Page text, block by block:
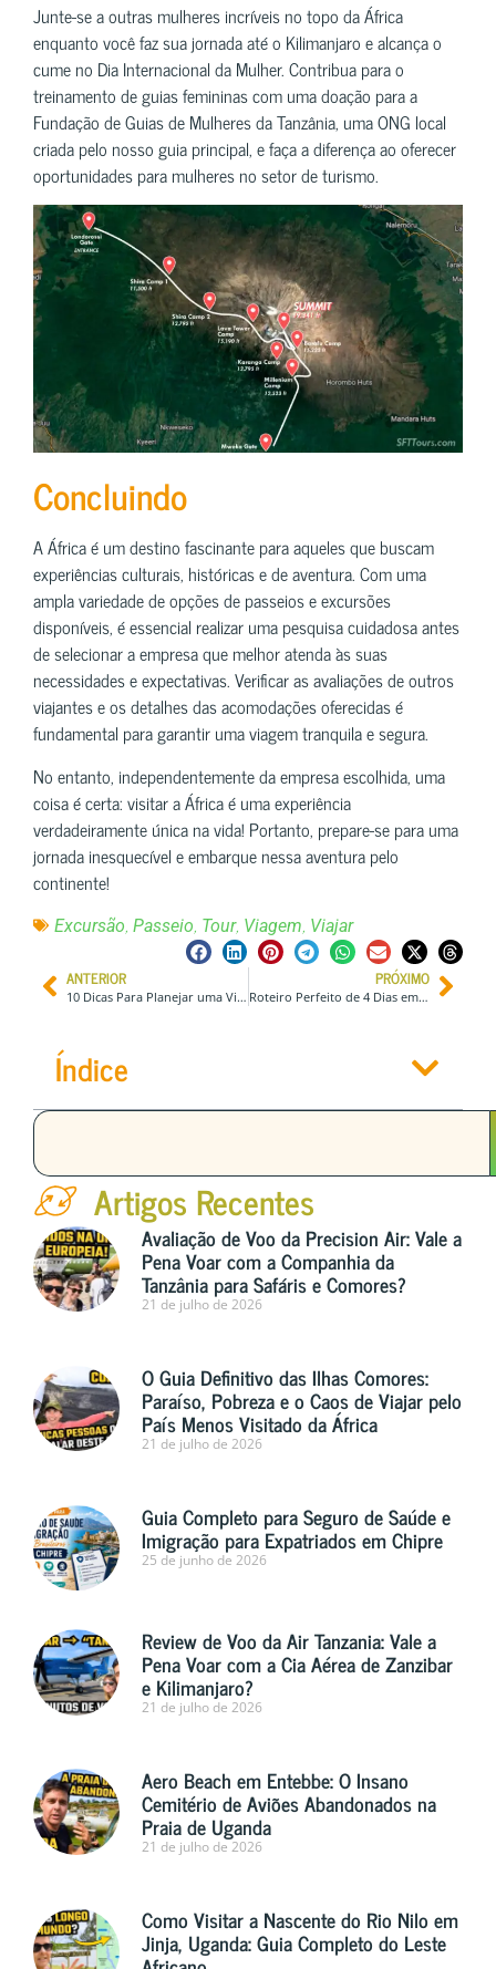
Junte-se a outras mulheres incríveis no topo da África
enquanto você faz sua jornada até o Kilimanjaro e alcança o
cume no Dia Internacional da Mulher. Contribua para o
treinamento de guias femininas com uma doação para a
Fundação de Guias de Mulheres da Tanzânia, uma ONG local
criada pelo nosso guia principal, e faça a diferença ao oferecer
oportunidades para mulheres no setor de turismo.
Concluindo
A África é um destino fascinante para aqueles que buscam
experiências culturais, históricas e de aventura. Com uma
ampla variedade de opções de passeios e excursões
disponíveis, é essencial realizar uma pesquisa cuidadosa antes
de selecionar a empresa que melhor atenda às suas
necessidades e expectativas. Verificar as avaliações de outros
viajantes e os detalhes das acomodações oferecidas é
fundamental para garantir uma viagem tranquila e segura.
No entanto, independentemente da empresa escolhida, uma
coisa é certa: visitar a África é uma experiência
verdadeiramente única na vida! Portanto, prepare-se para uma
jornada inesquecível e embarque nessa aventura pelo
continente!
Excursão, Passeio, Tour, Viagem, Viajar
ANTERIOR
10 Dicas Para Planejar uma Viagem de Praia e Surf Sustentável
PRÓXIMO
Roteiro Perfeito de 4 Dias em Banff, Canadá | Mais Principais Atrações
Índice
Artigos Recentes
Avaliação de Voo da Precision Air: Vale a
Pena Voar com a Companhia da
Tanzânia para Safáris e Comores?
21 de julho de 2026
O Guia Definitivo das Ilhas Comores:
Paraíso, Pobreza e o Caos de Viajar pelo
País Menos Visitado da África
21 de julho de 2026
Guia Completo para Seguro de Saúde e
Imigração para Expatriados em Chipre
25 de junho de 2026
Review de Voo da Air Tanzania: Vale a
Pena Voar com a Cia Aérea de Zanzibar
e Kilimanjaro?
21 de julho de 2026
Aero Beach em Entebbe: O Insano
Cemitério de Aviões Abandonados na
Praia de Uganda
21 de julho de 2026
Como Visitar a Nascente do Rio Nilo em
Jinja, Uganda: Guia Completo do Leste